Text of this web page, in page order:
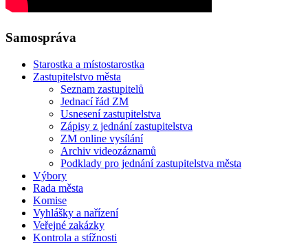
Samospráva
Starostka a místostarostka
Zastupitelstvo města
Seznam zastupitelů
Jednací řád ZM
Usnesení zastupitelstva
Zápisy z jednání zastupitelstva
ZM online vysílání
Archiv videozáznamů
Podklady pro jednání zastupitelstva města
Výbory
Rada města
Komise
Vyhlášky a nařízení
Veřejné zakázky
Kontrola a stížnosti